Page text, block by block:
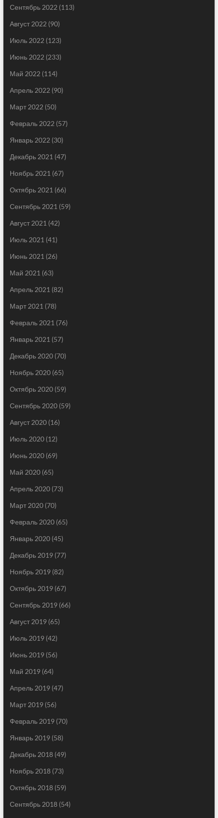
Сентябрь 2022 (113)
Август 2022 (90)
Июль 2022 (123)
Июнь 2022 (233)
Май 2022 (114)
Апрель 2022 (90)
Март 2022 (50)
Февраль 2022 (57)
Январь 2022 (30)
Декабрь 2021 (47)
Ноябрь 2021 (67)
Октябрь 2021 (66)
Сентябрь 2021 (59)
Август 2021 (42)
Июль 2021 (41)
Июнь 2021 (26)
Май 2021 (63)
Апрель 2021 (82)
Март 2021 (78)
Февраль 2021 (76)
Январь 2021 (57)
Декабрь 2020(70)
Ноябрь 2020(65)
Октябрь 2020(59)
Сентябрь 2020(59)
Август 2020(16)
Июль 2020(12)
Июнь 2020(69)
Май 2020(65)
Апрель 2020(73)
Март 2020(70)
Февраль 2020(65)
Январь 2020(45)
Декабрь 2019(77)
Ноябрь 2019(82)
Октябрь 2019(67)
Сентябрь 2019(66)
Август 2019(65)
Июль 2019(42)
Июнь 2019(56)
Май 2019(64)
Апрель 2019(47)
Март 2019(56)
Февраль 2019(70)
Январь 2019(58)
Декабрь 2018(49)
Ноябрь 2018(73)
Октябрь 2018(59)
Сентябрь 2018(54)